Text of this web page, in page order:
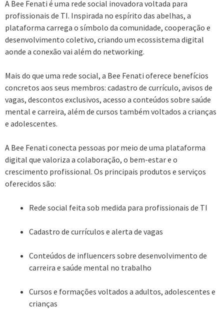
A Bee Fenati é uma rede social inovadora voltada para
profissionais de TI. Inspirada no espírito das abelhas, a
plataforma carrega o símbolo da comunidade, cooperação e
desenvolvimento coletivo, criando um ecossistema digital
aonde a conexão vai além do networking.
Mais do que uma rede social, a Bee Fenati oferece benefícios
concretos aos seus membros: cadastro de currículo, avisos de
vagas, descontos exclusivos, acesso a conteúdos sobre saúde
mental e carreira, além de cursos também voltados a crianças
e adolescentes.
A Bee Fenati conecta pessoas por meio de uma plataforma
digital que valoriza a colaboração, o bem-estar e o
crescimento profissional. Os principais produtos e serviços
oferecidos são:
Rede social feita sob medida para profissionais de TI
Cadastro de currículos e alerta de vagas
Conteúdos de influencers sobre desenvolvimento de
carreira e saúde mental no trabalho
Cursos e formações voltados a adultos, adolescentes e
crianças